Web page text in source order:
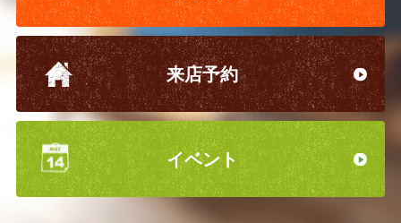
来店予約
イベント